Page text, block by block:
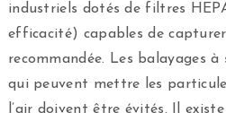
industriels dotés de filtres
efficacité) capables de
recommandée. Les balayages
qui peuvent mettre les
l’air doivent être évités. Il existe